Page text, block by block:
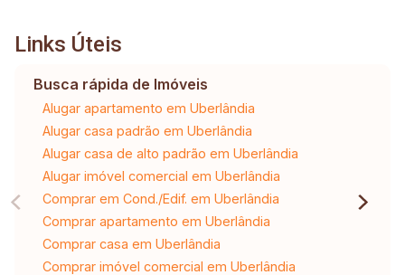
Links Úteis
Busca rápida de Imóveis
Alugar apartamento em Uberlândia
Alugar casa padrão em Uberlândia
Alugar casa de alto padrão em Uberlândia
Alugar imóvel comercial em Uberlândia
Comprar em Cond./Edif. em Uberlândia
Comprar apartamento em Uberlândia
Comprar casa em Uberlândia
Comprar imóvel comercial em Uberlândia